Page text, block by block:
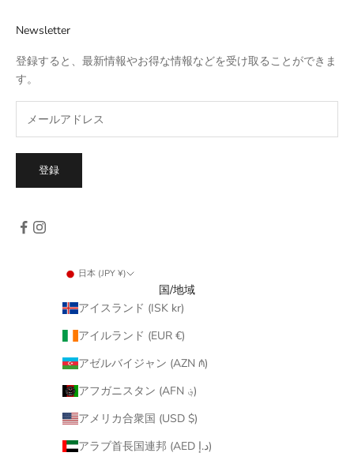
Newsletter
登録すると、最新情報やお得な情報などを受け取ることができま
す。
登録
日本 (JPY ¥)
国/地域
アイスランド (ISK kr)
アイルランド (EUR €)
アゼルバイジャン (AZN ₼)
アフガニスタン (AFN ؋)
アメリカ合衆国 (USD $)
アラブ首長国連邦 (AED د.إ)